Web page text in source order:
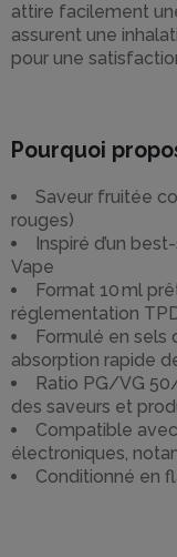
attire facilement
assurent une
pour une
Pourquoi
Saveur fruitée
rouges)
Inspiré d’un
Vape
Format 10 ml
réglementation
Formulé en sels
absorption rapide
Ratio PG/VG
des saveurs et
Compatible
électroniques,
Conditionné en